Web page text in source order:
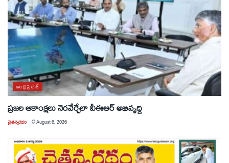
ఆంధ్రప్రదేశ్
ప్రజల ఆకాంక్షలు నెరవేర్చేలా వీఈఆర్ అభివృద్ధి
చైతన్యరధం @August 6, 2026